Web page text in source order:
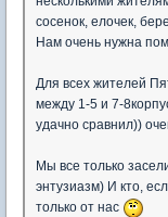
сосенок, елочек,
Нам очень нужна
Для всех жителей
между 1-5 и 7-
удачно сравнил))
Мы все только
энтузиазм) И кто,
только от нас